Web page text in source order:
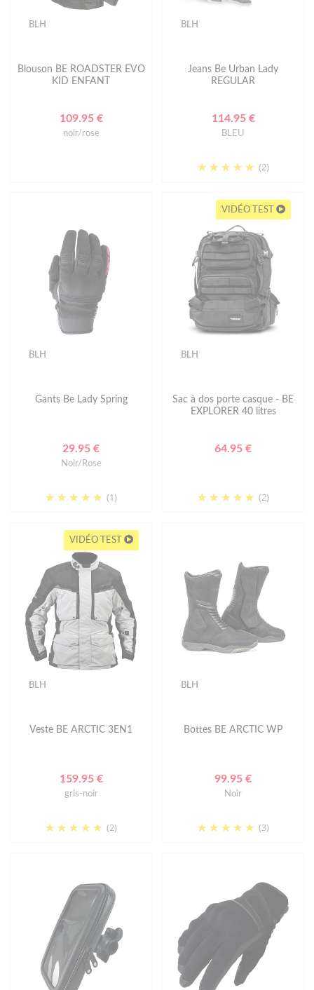
BLH
Blouson BE ROADSTER EVO
KID ENFANT
109.95 €
noir/rose
BLH
Jeans Be Urban Lady
REGULAR
114.95 €
BLEU
(2)
BLH
Gants Be Lady Spring
29.95 €
Noir/Rose
(1)
VIDÉO TEST
BLH
Sac à dos porte casque - BE
EXPLORER 40 litres
64.95 €
(2)
VIDÉO TEST
BLH
Veste BE ARCTIC 3EN1
159.95 €
gris-noir
(2)
BLH
Bottes BE ARCTIC WP
99.95 €
Noir
(3)